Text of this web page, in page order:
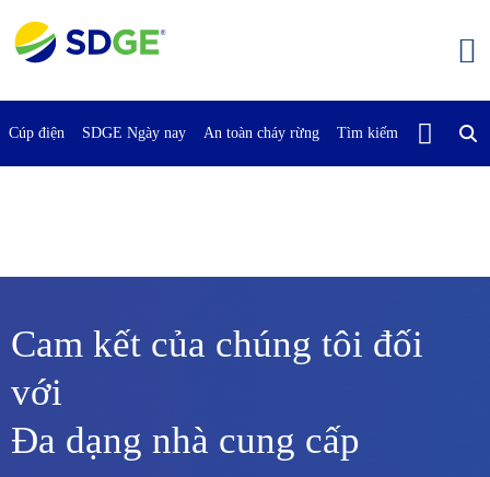
qua
Cúp điện SDGE Ngày nay An toàn cháy rừng Tìm kiếm Liên Hệ
Cam kết của chúng tôi đối
với
Đa dạng nhà cung cấp